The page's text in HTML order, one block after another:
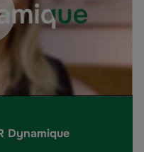
Dynamique